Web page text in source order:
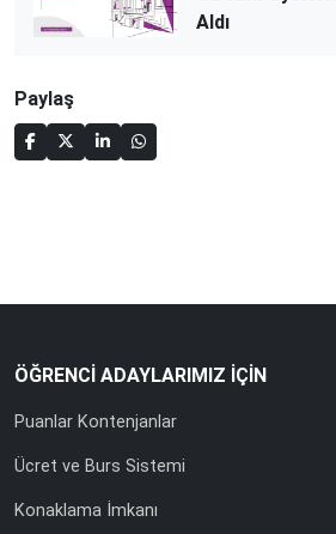
Aldı
Paylaş
ÖĞRENCİ ADAYLARIMIZ İÇİN
Puanlar Kontenjanlar
Ücret ve Burs Sistemi
Konaklama İmkanı